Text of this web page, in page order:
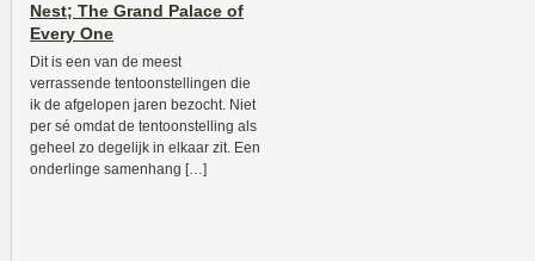
Nest; The Grand Palace of
Every One
Dit is een van de meest
verrassende tentoonstellingen die
ik de afgelopen jaren bezocht. Niet
per sé omdat de tentoonstelling als
geheel zo degelijk in elkaar zit. Een
onderlinge samenhang […]